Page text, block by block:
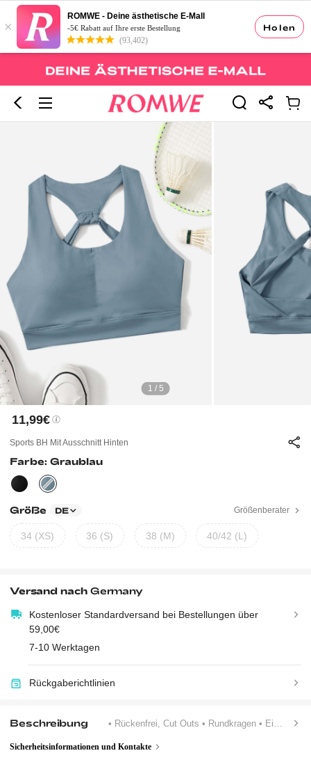
Holen
×
ROMWE - Deine ästhetische E-Mall
-5€ Rabatt auf Ihre erste Bestellung
(93,402)
1 / 5
11,99€
Sports BH Mit Ausschnitt Hinten
Farbe: Graublau
Größe DE Größenberater
34 (XS) 36 (S) 38 (M) 40/42 (L)
Versand nachGermany
Kostenloser Standardversand bei Bestellungen über
59,00€
7-10 Werktagen
Rückgaberichtlinien
Beschreibung • Rückenfrei, Cut Outs • Rundkragen • Einfarbig
Sicherheitsinformationen und Kontakte